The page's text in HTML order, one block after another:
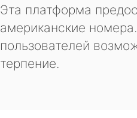
Эта платформа
американские
пользователей
терпение.